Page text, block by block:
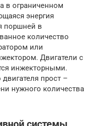
в ограниченном
энергия
поршней в
количество
или
Двигатели с
инжекторными.
прост –
нужного количества